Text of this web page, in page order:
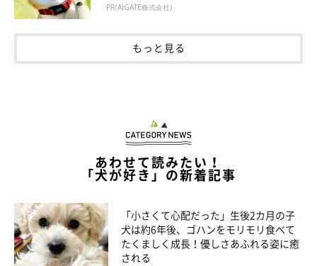
そうです。
「今日は何を運んできてくれるのかな？」というのも、飼い主さ
んにとって楽しみのひとつかもしれませんね！
PR(AIGATE株式会社)
もっと見る
あわせて読みたい！
「犬が好き」の新着記事
「小さくて心配だった」生後2カ月の子
犬は約6年後、ゴハンをモリモリ食べて
たくましく成長！優しさあふれる姿に癒
される